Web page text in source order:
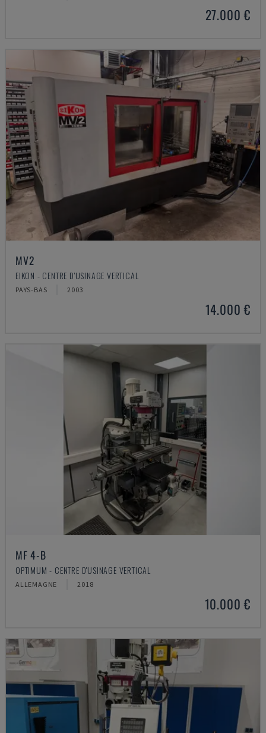
27.000 €
MV2
EIKON - CENTRE D'USINAGE VERTICAL
PAYS-BAS 2003
14.000 €
MF 4-B
OPTIMUM - CENTRE D'USINAGE VERTICAL
ALLEMAGNE 2018
10.000 €